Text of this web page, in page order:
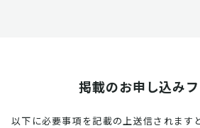
掲載のお申し込み
以下に必要事項を記載の上送信されます